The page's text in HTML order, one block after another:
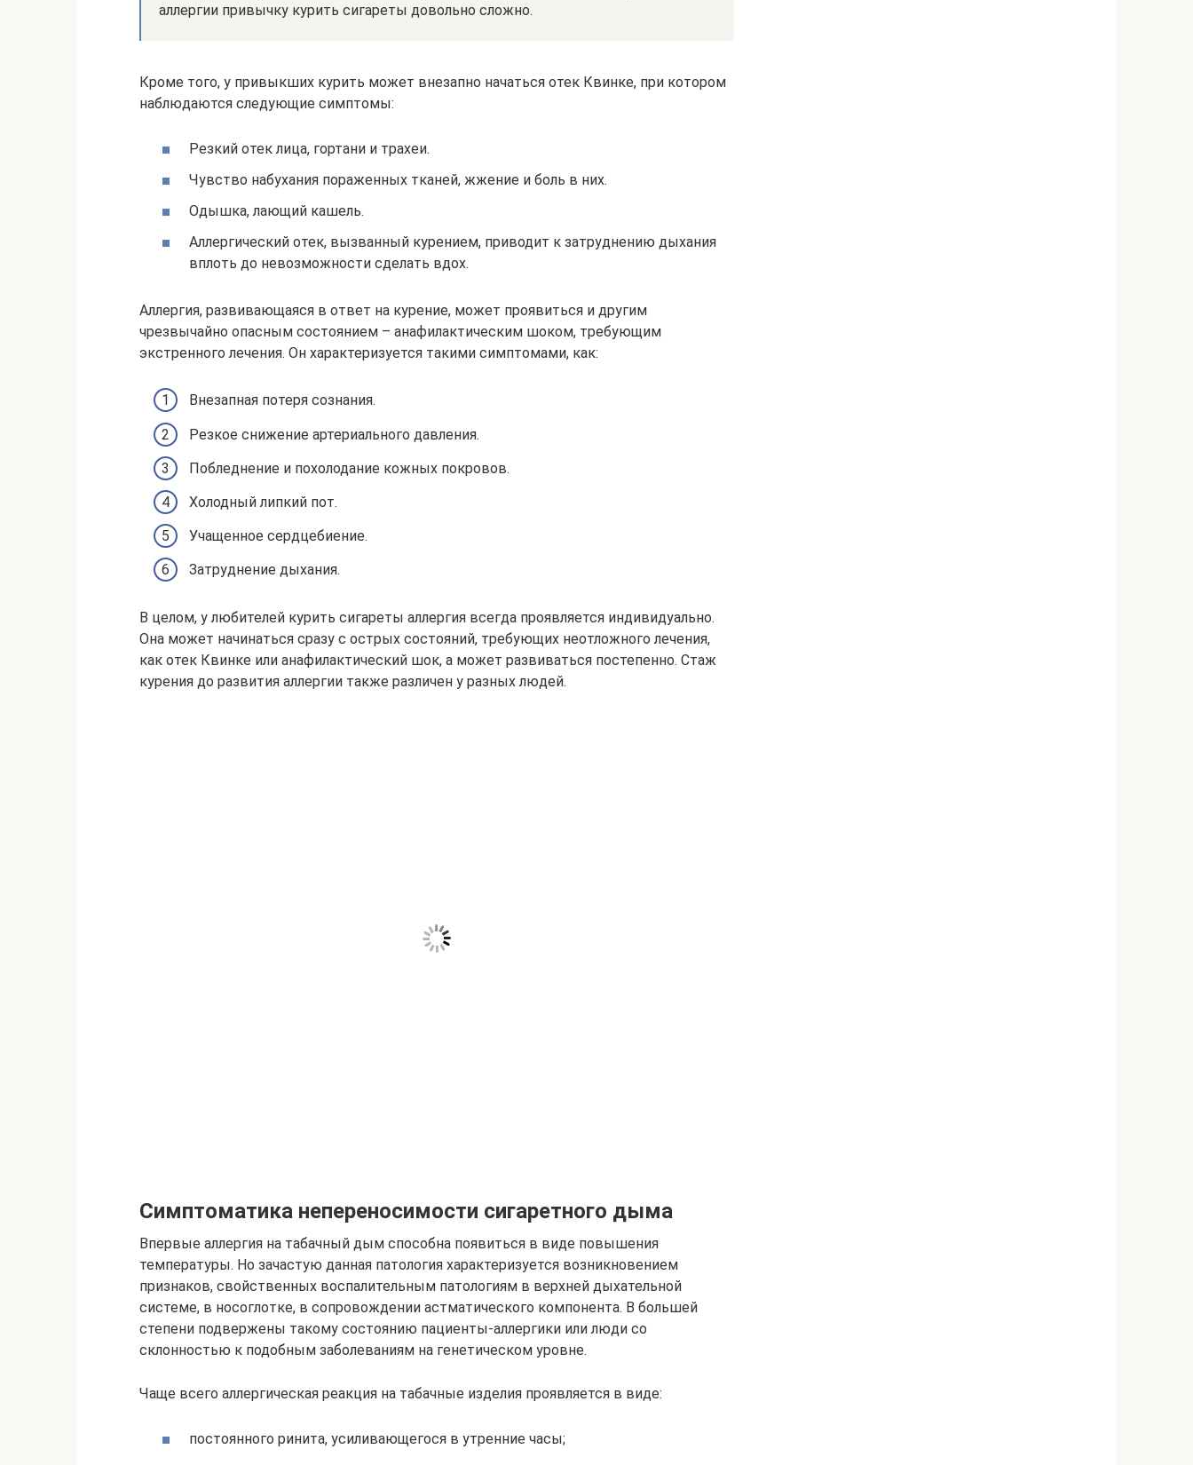
аллергии привычку курить сигареты довольно сложно.
Кроме того, у привыкших курить может внезапно начаться отек Квинке, при котором
наблюдаются следующие симптомы:
Резкий отек лица, гортани и трахеи.
Чувство набухания пораженных тканей, жжение и боль в них.
Одышка, лающий кашель.
Аллергический отек, вызванный курением, приводит к затруднению дыхания
вплоть до невозможности сделать вдох.
Аллергия, развивающаяся в ответ на курение, может проявиться и другим
чрезвычайно опасным состоянием – анафилактическим шоком, требующим
экстренного лечения. Он характеризуется такими симптомами, как:
Внезапная потеря сознания.
Резкое снижение артериального давления.
Побледнение и похолодание кожных покровов.
Холодный липкий пот.
Учащенное сердцебиение.
Затруднение дыхания.
В целом, у любителей курить сигареты аллергия всегда проявляется индивидуально.
Она может начинаться сразу с острых состояний, требующих неотложного лечения,
как отек Квинке или анафилактический шок, а может развиваться постепенно. Стаж
курения до развития аллергии также различен у разных людей.
Симптоматика непереносимости сигаретного дыма
Впервые аллергия на табачный дым способна появиться в виде повышения
температуры. Но зачастую данная патология характеризуется возникновением
признаков, свойственных воспалительным патологиям в верхней дыхательной
системе, в носоглотке, в сопровождении астматического компонента. В большей
степени подвержены такому состоянию пациенты-аллергики или люди со
склонностью к подобным заболеваниям на генетическом уровне.
Чаще всего аллергическая реакция на табачные изделия проявляется в виде:
постоянного ринита, усиливающегося в утренние часы;